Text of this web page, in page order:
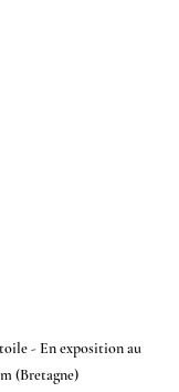
- En exposition au
(Bretagne)